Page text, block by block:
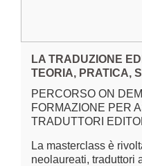
LA TRADUZIONE
TEORIA, PRATICA,
PERCORSO ON
FORMAZIONE PER
TRADUTTORI
La masterclass è
neolaureati, traduttori